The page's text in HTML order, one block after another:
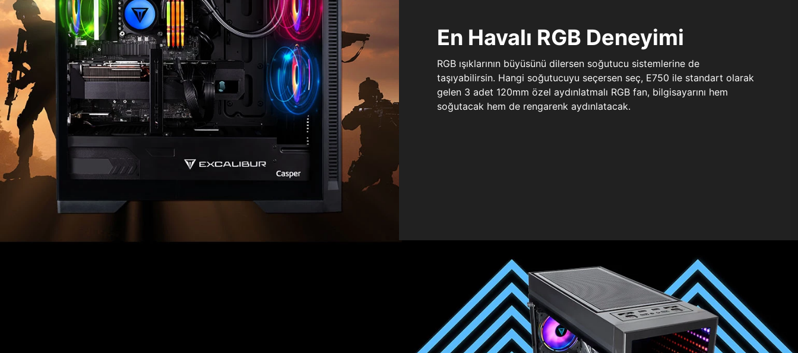
En Havalı RGB Deneyimi
RGB ışıklarının büyüsünü dilersen soğutucu sistemlerine de
taşıyabilirsin. Hangi soğutucuyu seçersen seç, E750 ile standart olarak
gelen 3 adet 120mm özel aydınlatmalı RGB fan, bilgisayarını hem
soğutacak hem de rengarenk aydınlatacak.